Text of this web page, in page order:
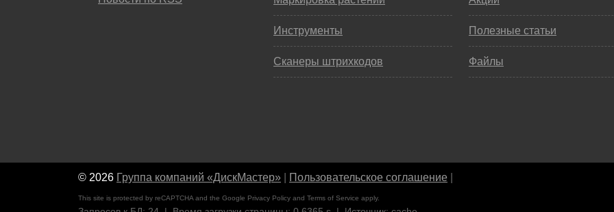
Инструменты
Сканеры штрихкодов
Полезные статьи
Файлы
© 2026 Группа компаний «ДискМастер» Пользовательское соглашение
This site is protected by reCAPTCHA and the Google Privacy Policy and Terms of Service apply.